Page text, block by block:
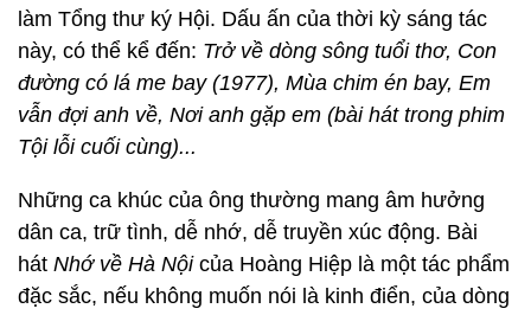
làm Tổng thư ký Hội. Dấu ấn của thời kỳ sáng tác
này, có thể kể đến: Trở về dòng sông tuổi thơ, Con
đường có lá me bay (1977), Mùa chim én bay, Em
vẫn đợi anh về, Nơi anh gặp em (bài hát trong phim
Tội lỗi cuối cùng)...
Những ca khúc của ông thường mang âm hưởng
dân ca, trữ tình, dễ nhớ, dễ truyền xúc động. Bài
hát Nhớ về Hà Nộicủa Hoàng Hiệp là một tác phẩm
đặc sắc, nếu không muốn nói là kinh điển, của dòng